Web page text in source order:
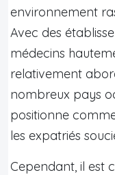
environnement
Avec des
médecins
relativement
nombreux pays
positionne
les expatriés
Cependant, il est